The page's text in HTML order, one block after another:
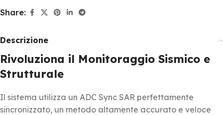
Share:
Descrizione
Rivoluziona il Monitoraggio Sismico e
Strutturale
Il sistema utilizza un ADC Sync SAR perfettamente
sincronizzato, un metodo altamente accurato e veloce